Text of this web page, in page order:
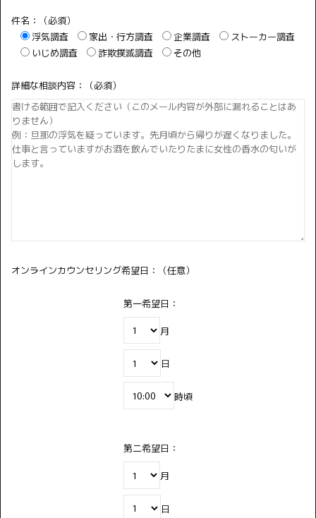
件名：（必須）
浮気調査
家出・行方調査 企業調査
ストーカー調査
いじめ調査
詐欺撲滅調査 その他
詳細な相談内容：（必須）
オンラインカウンセリング希望日：（任意）
第一希望日：
月
日
時頃
第二希望日：
月
日